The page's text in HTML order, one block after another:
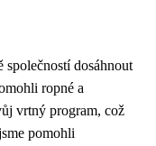
dosáhnout
ropné a
vrtný program, což
pomohli